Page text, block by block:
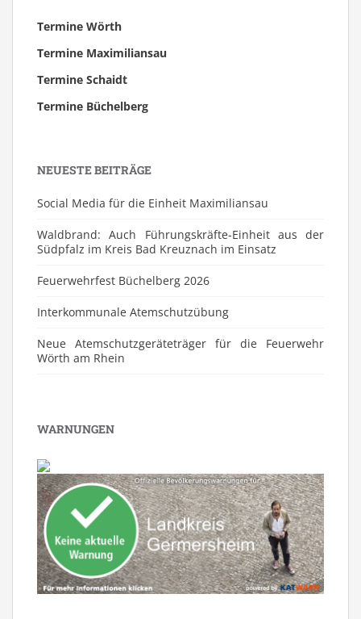
Termine Wörth
Termine Maximiliansau
Termine Schaidt
Termine Büchelberg
NEUESTE BEITRÄGE
Social Media für die Einheit Maximiliansau
Waldbrand: Auch Führungskräfte-Einheit aus der
Südpfalz im Kreis Bad Kreuznach im Einsatz
Feuerwehrfest Büchelberg 2026
⁠Interkommunale Atemschutzübung
Neue Atemschutzgeräteträger für die Feuerwehr
Wörth am Rhein
WARNUNGEN